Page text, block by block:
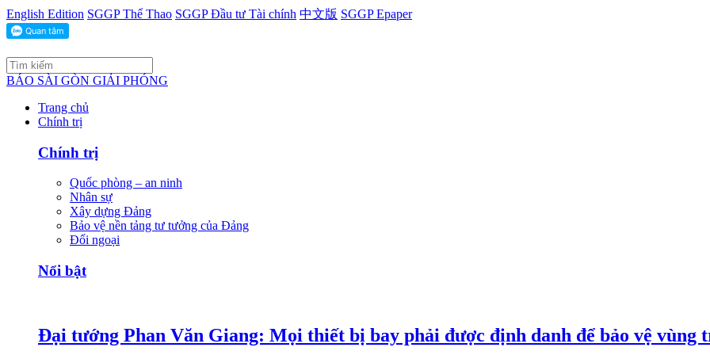
English Edition SGGP Thể Thao SGGP Đầu tư Tài chính 中文版 SGGP Epaper
BÁO SÀI GÒN GIẢI PHÓNG
Trang chủ
Chính trị
Chính trị
Quốc phòng – an ninh
Nhân sự
Xây dựng Đảng
Bảo vệ nền tảng tư tưởng của Đảng
Đối ngoại
Nổi bật
Đại tướng Phan Văn Giang: Mọi thiết bị bay phải được định danh để bảo vệ vùng